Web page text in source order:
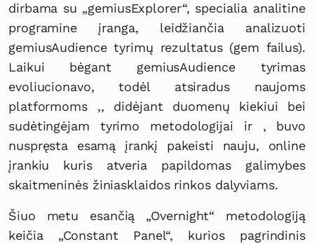
dirbama su „gemiusExplorer“, specialia analitine
programine įranga, leidžiančia analizuoti
gemiusAudience tyrimų rezultatus (gem failus).
Laikui bėgant gemiusAudience tyrimas
evoliucionavo, todėl atsiradus naujoms
platformoms ,, didėjant duomenų kiekiui bei
sudėtingėjam tyrimo metodologijai ir , buvo
nuspręsta esamą įrankį pakeisti nauju, online
įrankiu kuris atveria papildomas galimybes
skaitmeninės žiniasklaidos rinkos dalyviams.
Šiuo metu esančią „Overnight“ metodologiją
keičia „Constant Panel“, kurios pagrindinis